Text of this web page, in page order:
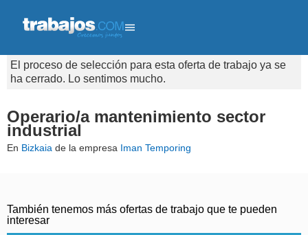
El proceso de selección para esta oferta de trabajo ya se
ha cerrado. Lo sentimos mucho.
Operario/a mantenimiento sector
industrial
En Bizkaia de la empresa Iman Temporing
También tenemos más ofertas de trabajo que te pueden
interesar